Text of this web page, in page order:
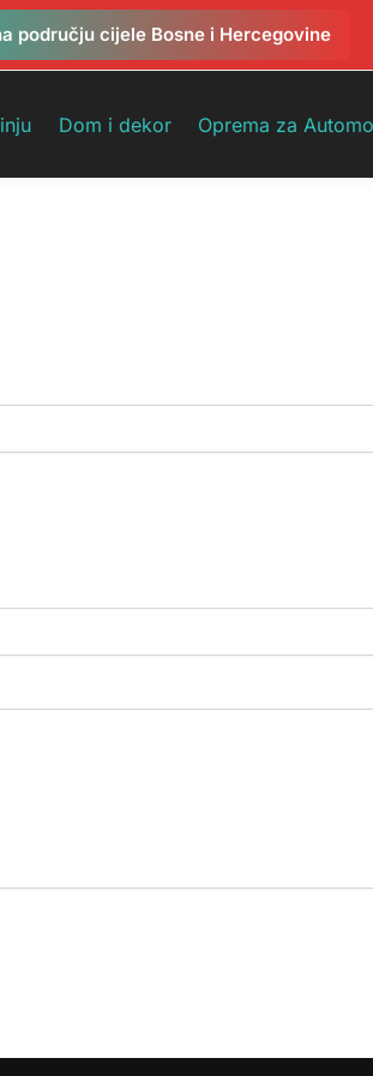
području cijele Bosne i Hercegovine
Dom i dekor Oprema za